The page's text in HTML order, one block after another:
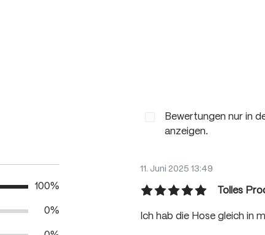
100%
0%
Bewertungen nur in
anzeigen.
11. Juni 2025 13:49
Tolles
Ich hab die Hose gleich in